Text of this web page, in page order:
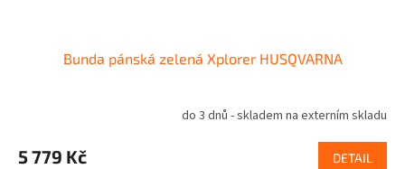
Bunda pánská zelená Xplorer HUSQVARNA
do 3 dnů - skladem na externím skladu
5 779 Kč DETAIL